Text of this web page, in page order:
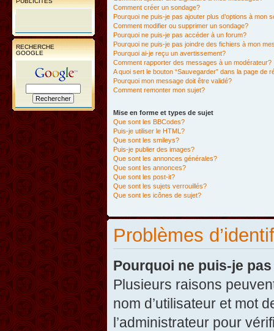
RECHERCHE
GOOGLE
Comment créer un sondage?
Pourquoi ne puis-je pas ajouter plus d’options à mon
Comment modifier ou supprimer un sondage?
Pourquoi ne puis-je pas accéder à un forum?
Pourquoi ne puis-je pas joindre des fichiers à mon
Pourquoi ai-je reçu un avertissement?
Comment rapporter des messages à un modérateur?
A quoi sert le bouton “Sauvegarder” dans la page de
Pourquoi mon message doit être validé?
Comment remonter mon sujet?
Mise en forme et types de sujet
Que sont les BBCodes?
Puis-je utiliser le HTML?
Que sont les smileys?
Puis-je publier des images?
Que sont les annonces générales?
Que sont les annonces?
Que sont les post-it?
Que sont les sujets verrouillés?
Que sont les icônes de sujet?
Problèmes
Pourquoi ne puis-je
Plusieurs raisons
nom d’utilisateur et mot
l’administrateur pour